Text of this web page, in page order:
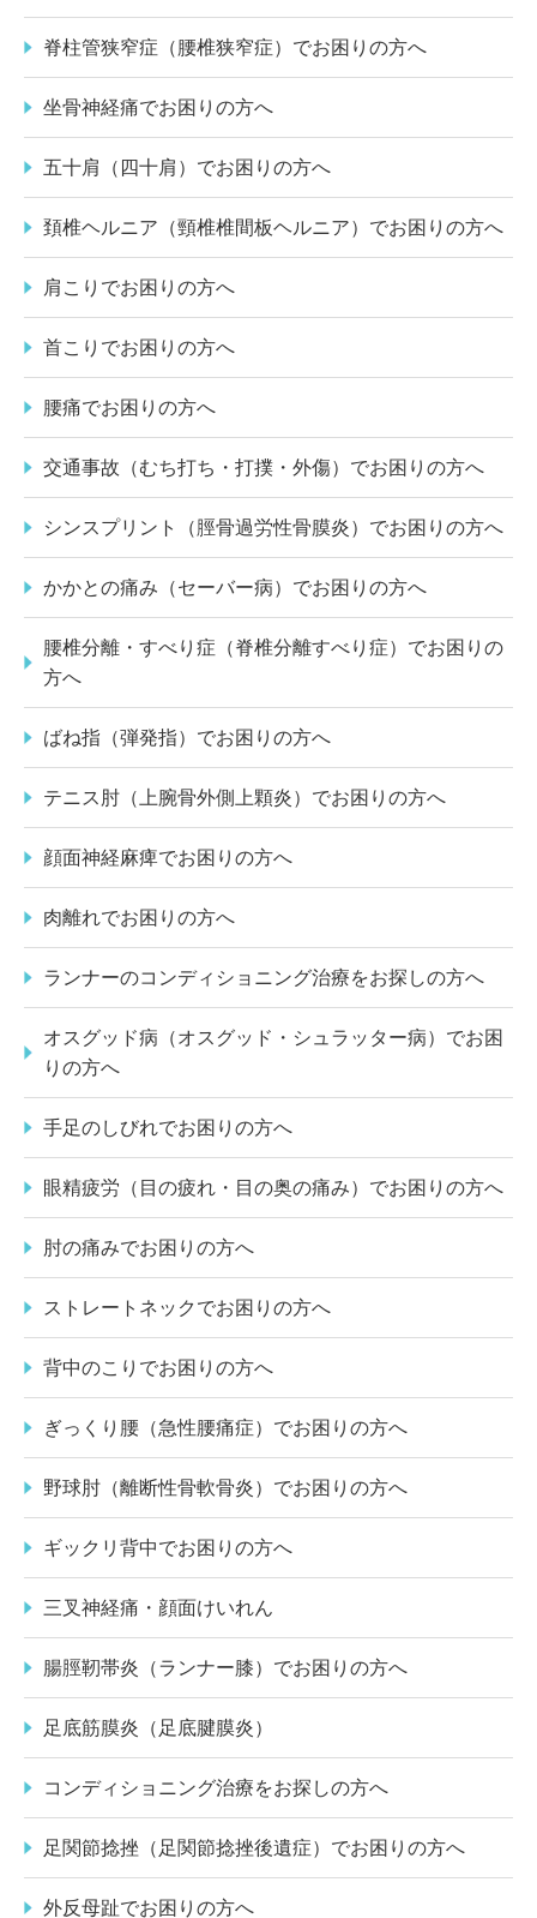
脊柱管狭窄症（腰椎狭窄症）でお困りの方へ
坐骨神経痛でお困りの方へ
五十肩（四十肩）でお困りの方へ
頚椎ヘルニア（頸椎椎間板ヘルニア）でお困りの方へ
肩こりでお困りの方へ
首こりでお困りの方へ
腰痛でお困りの方へ
交通事故（むち打ち・打撲・外傷）でお困りの方へ
シンスプリント（脛骨過労性骨膜炎）でお困りの方へ
かかとの痛み（セーバー病）でお困りの方へ
腰椎分離・すべり症（脊椎分離すべり症）でお困りの
方へ
ばね指（弾発指）でお困りの方へ
テニス肘（上腕骨外側上顆炎）でお困りの方へ
顔面神経麻痺でお困りの方へ
肉離れでお困りの方へ
ランナーのコンディショニング治療をお探しの方へ
オスグッド病（オスグッド・シュラッター病）でお困
りの方へ
手足のしびれでお困りの方へ
眼精疲労（目の疲れ・目の奥の痛み）でお困りの方へ
肘の痛みでお困りの方へ
ストレートネックでお困りの方へ
背中のこりでお困りの方へ
ぎっくり腰（急性腰痛症）でお困りの方へ
野球肘（離断性骨軟骨炎）でお困りの方へ
ギックリ背中でお困りの方へ
三叉神経痛・顔面けいれん
腸脛靭帯炎（ランナー膝）でお困りの方へ
足底筋膜炎（足底腱膜炎）
コンディショニング治療をお探しの方へ
足関節捻挫（足関節捻挫後遺症）でお困りの方へ
外反母趾でお困りの方へ